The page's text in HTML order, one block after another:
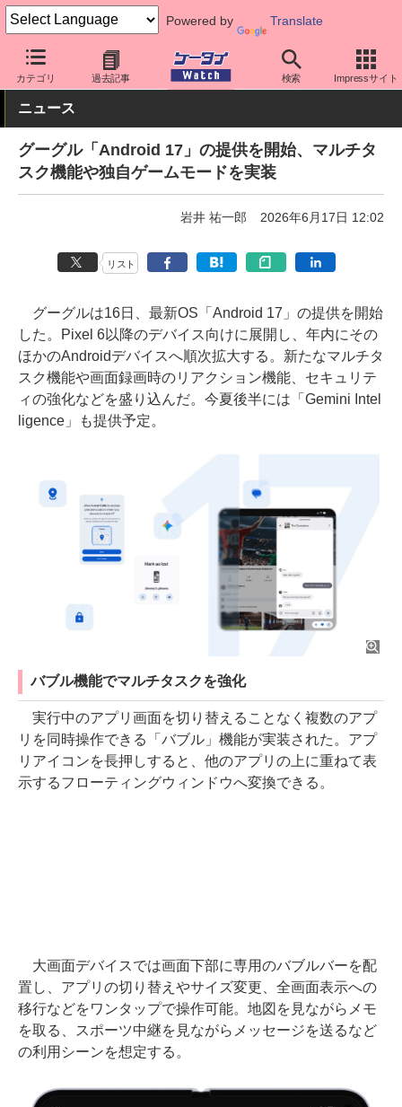
Powered by Translate
カテゴリ 過去記事 検索 Impressサイト
ケータイ Watch OS Android アップデート
ニュース
グーグル「Android 17」の提供を開始、マルチタ
スク機能や独自ゲームモードを実装
岩井 祐一郎 2026年6月17日 12:02
リスト
グーグルは16日、最新OS「Android 17」の提供を開始
した。Pixel 6以降のデバイス向けに展開し、年内にその
ほかのAndroidデバイスへ順次拡大する。新たなマルチタ
スク機能や画面録画時のリアクション機能、セキュリテ
ィの強化などを盛り込んだ。今夏後半には「Gemini Intel
ligence」も提供予定。
バブル機能でマルチタスクを強化
実行中のアプリ画面を切り替えることなく複数のアプ
リを同時操作できる「バブル」機能が実装された。アプ
リアイコンを長押しすると、他のアプリの上に重ねて表
示するフローティングウィンドウへ変換できる。
大画面デバイスでは画面下部に専用のバブルバーを配
置し、アプリの切り替えやサイズ変更、全画面表示への
移行などをワンタップで操作可能。地図を見ながらメモ
を取る、スポーツ中継を見ながらメッセージを送るなど
の利用シーンを想定する。